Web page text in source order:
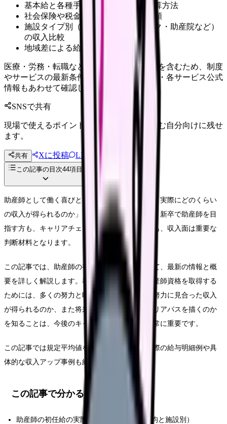
基本給と各種手当の詳細な内訳と計算方法
社会保険や税金などの免除項目と金額
施設タイプ別（総合病院・クリニック・助産院など）
の収入比較
地域差による給与の違い
医療・労務・転職など判断に影響する内容を含むため、制度
やサービスの最新条件は公的機関・勤務先・各サービス公式
情報もあわせて確認してください。
SNSで共有
現場で使えるポイントを、同僚やあとで読む自分向けに残せ
ます。
共有 Xに投稿 LINE
この記事の目次44項目
助産師として働く喜びとともに、気になるのは「実際にどのくらい
の収入が得られるのか」という点ではないです。新卒で助産師を目
指す方も、キャリアチェンジを検討している方も、収入面は重要な
判断材料となります。
この記事では、助産師の初任給と手取りについて、最新の情報と概
要を詳しく解説します。看護師資格に加えて助産師資格を取得する
ためには、多くの努力と時間が必要です。その努力に見合った収入
が得られるのか、また将来的にどのようなキャリアパスを描くのか
を知ることは、今後のキャリア設計において非常に重要です。
この記事では規定平均値を示すだけでなく、実際の給与明細例や具
体的な収入アップ事例も紹介します。
この記事で分かること
助産師の初任給の実際の手取り額（全国平均と施設別）